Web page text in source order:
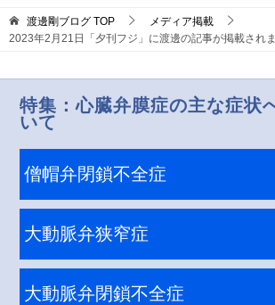
渡邊剛ブログ TOP
メディア掲載
2023年2月21日「夕刊フジ」に渡邊の記事が掲載され
特集：心臓弁膜症の主な症状
いて
僧帽弁閉鎖不全症
大動脈弁狭窄症
大動脈弁閉鎖不全症